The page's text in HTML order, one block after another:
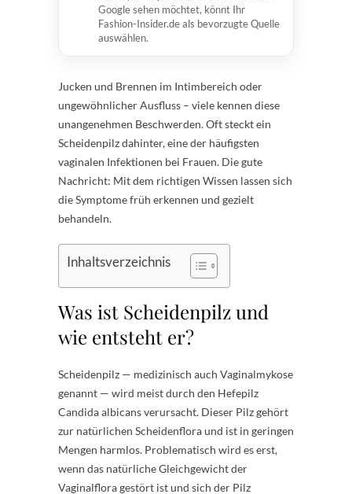
Google sehen möchtet, könnt Ihr
Fashion-Insider.de als bevorzugte Quelle
auswählen.
Jucken und Brennen im Intimbereich oder
ungewöhnlicher Ausfluss – viele kennen diese
unangenehmen Beschwerden. Oft steckt ein
Scheidenpilz dahinter, eine der häufigsten
vaginalen Infektionen bei Frauen. Die gute
Nachricht: Mit dem richtigen Wissen lassen sich
die Symptome früh erkennen und gezielt
behandeln.
Inhaltsverzeichnis
Was ist Scheidenpilz und
wie entsteht er?
Scheidenpilz — medizinisch auch Vaginalmykose
genannt — wird meist durch den Hefepilz
Candida albicans verursacht. Dieser Pilz gehört
zur natürlichen Scheidenflora und ist in geringen
Mengen harmlos. Problematisch wird es erst,
wenn das natürliche Gleichgewicht der
Vaginalflora gestört ist und sich der Pilz